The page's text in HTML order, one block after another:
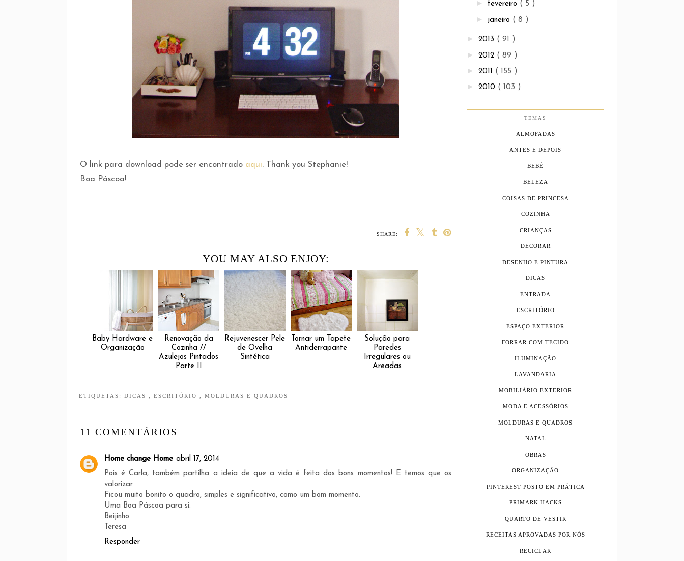
O link para download pode ser encontrado aqui. Thank you Stephanie!
Boa Páscoa!
SHARE:
YOU MAY ALSO ENJOY:
Baby Hardware e
Organização
Renovação da
Cozinha //
Azulejos Pintados
Parte II
Rejuvenescer Pele
de Ovelha
Sintética
Tornar um Tapete
Antiderrapante
Solução para
Paredes
Irregulares ou
Areadas
ETIQUETAS: DICAS ESCRITÓRIO MOLDURAS E QUADROS
11 COMENTÁRIOS
Home change Home abril 17, 2014
Pois é Carla, também partilha a ideia de que a vida é feita dos bons momentos! E temos que os
valorizar.
Ficou muito bonito o quadro, simples e significativo, como um bom momento.
Uma Boa Páscoa para si.
Beijinho
Teresa
Responder
► fevereiro ( 5 )
► janeiro ( 8 )
► 2013 ( 91 )
► 2012 ( 89 )
► 2011 ( 155 )
► 2010 ( 103 )
TEMAS
ALMOFADAS
ANTES E DEPOIS
BEBÉ
BELEZA
COISAS DE PRINCESA
COZINHA
CRIANÇAS
DECORAR
DESENHO E PINTURA
DICAS
ENTRADA
ESCRITÓRIO
ESPAÇO EXTERIOR
FORRAR COM TECIDO
ILUMINAÇÃO
LAVANDARIA
MOBILIÁRIO EXTERIOR
MODA E ACESSÓRIOS
MOLDURAS E QUADROS
NATAL
OBRAS
ORGANIZAÇÃO
PINTEREST POSTO EM PRÁTICA
PRIMARK HACKS
QUARTO DE VESTIR
RECEITAS APROVADAS POR NÓS
RECICLAR